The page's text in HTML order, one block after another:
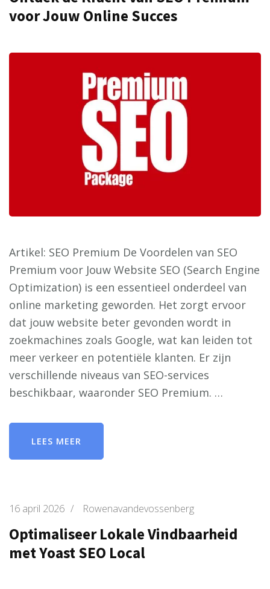
voor Jouw Online Succes
Artikel: SEO Premium De Voordelen van SEO
Premium voor Jouw Website SEO (Search Engine
Optimization) is een essentieel onderdeel van
online marketing geworden. Het zorgt ervoor
dat jouw website beter gevonden wordt in
zoekmachines zoals Google, wat kan leiden tot
meer verkeer en potentiële klanten. Er zijn
verschillende niveaus van SEO-services
beschikbaar, waaronder SEO Premium. …
LEES MEER
16 april 2026 / Rowenavandevossenberg
Optimaliseer Lokale Vindbaarheid
met Yoast SEO Local